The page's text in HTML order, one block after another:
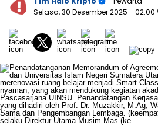
Selasa, 30 Desember 2025 - 02:00